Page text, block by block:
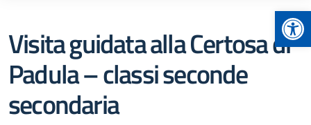
Visita guidata alla Certosa di
Padula – classi seconde
secondaria